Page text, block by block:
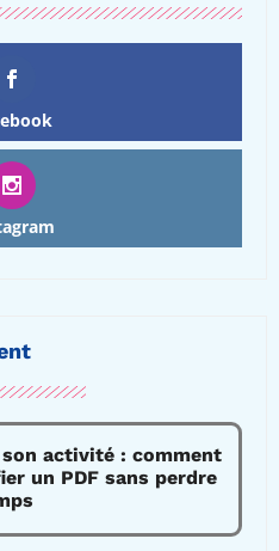
son activité : comment
un PDF sans perdre